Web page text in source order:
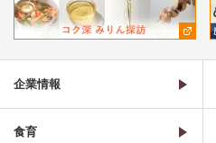
企業情報
食育